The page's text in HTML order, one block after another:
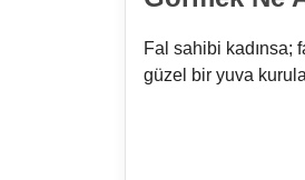
Fal sahibi kadınsa;
güzel bir yuva